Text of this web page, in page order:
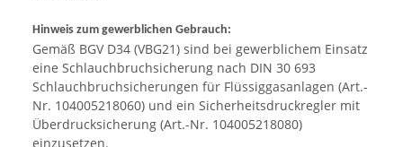
Hinweis zum gewerblichen Gebrauch:
Gemäß BGV D34 (VBG21) sind bei gewerblichem Einsatz
eine Schlauchbruchsicherung nach DIN 30 693
Schlauchbruchsicherungen für Flüssiggasanlagen (Art.-
Nr. 104005218060) und ein Sicherheitsdruckregler mit
Überdrucksicherung (Art.-Nr. 104005218080)
einzusetzen.